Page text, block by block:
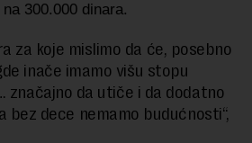
300.000 dinara.
za koje mislimo da će, posebno
inače imamo višu stopu
značajno da utiče i da dodatno
bez dece nemamo budućnosti“,